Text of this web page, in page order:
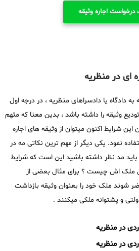
درخواست اجاره وثیقه
ای در منظریه
به دادگاه یا دادسراهای منظریه ، در درجه اول
وثیقه را داشته باشد ، بدین معنا که متهم
این شرایط اکنون میتوان از وثیقه های اجاره
نمود. یکی دیگر از مهم ترین نکاتی مه در
باید مد نظر داشته باشید این است که شرایط
ملک اش چیست ؟ برای مثال بعضی از
شوند ملک خود را بعنوان وثیقه بازداشت
و پشتوانه ملکی میکنند .